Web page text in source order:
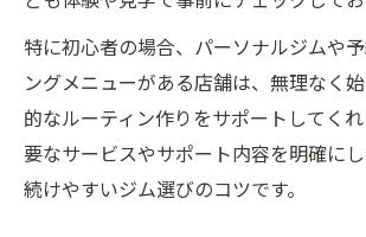
特に初心者の場合、パーソナルジムや
ングメニューがある店舗は、無理なく
的なルーティン作りをサポートしてく
要なサービスやサポート内容を明確にし
続けやすいジム選びのコツです。